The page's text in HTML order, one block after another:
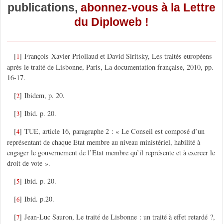
publications, abonnez-vous à la Lettre
du Diploweb !
[1]François-Xavier Priollaud et David Siritsky, Les traités européens
après le traité de Lisbonne, Paris, La documentation française, 2010, pp.
16-17.
[2]Ibidem, p. 20.
[3]Ibid. p. 20.
[4]TUE, article 16, paragraphe 2 : « Le Conseil est composé d’un
représentant de chaque Etat membre au niveau ministériel, habilité à
engager le gouvernement de l’Etat membre qu’il représente et à exercer le
droit de vote ».
[5]Ibid. p. 20.
[6]Ibid. p.20.
[7]Jean-Luc Sauron, Le traité de Lisbonne : un traité à effet retardé ?,